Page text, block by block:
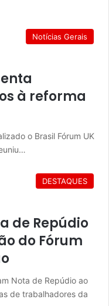
Notícias Gerais
à reforma
o Brasil Fórum UK
DESTAQUES
de Repúdio
do Fórum
Nota de Repúdio ao
de trabalhadores da